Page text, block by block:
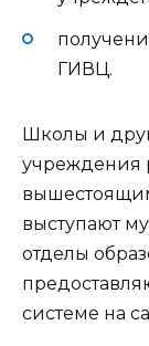
ГИВЦ.
Школы и
учреждения
выступают
отделы
системе на